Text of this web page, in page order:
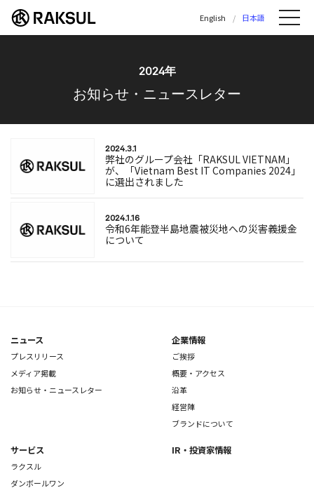
ラクスル株式会社 | ラクスル株式会社の公
English 日本語
2024年
お知らせ・ニュースレター
2024.3.1
弊社のグループ会社「RAKSUL VIETNAM」
が、「Vietnam Best IT Companies 2024」
に選出されました
2024.1.16
令和6年能登半島地震被災地への災害義援金
について
ニュース
プレスリリース
メディア掲載
お知らせ・ニュースレター
企業情報
ご挨拶
概要・アクセス
沿革
経営陣
ブランドについて
サービス
ラクスル
ダンボールワン
IR・投資家情報